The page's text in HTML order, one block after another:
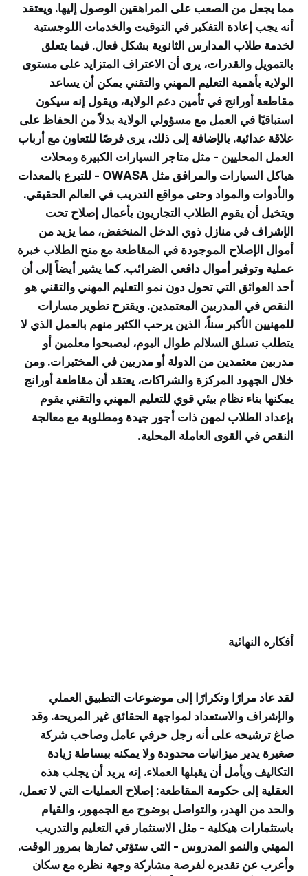
مما يجعل من الصعب على المراهقين الوصول إليها. ويعتقد
أنه يجب إعادة التفكير في التوقيت والخدمات اللوجستية
لخدمة طلاب المدارس الثانوية بشكل فعال. فيما يتعلق
بالتمويل والقدرات، يرى أن الاعتراف المتزايد على مستوى
الولاية بأهمية التعليم المهني والتقني يمكن أن يساعد
مقاطعة أورانج في تأمين دعم الولاية، ويقول إنه سيكون
استباقيًا في العمل مع مسؤولي الولاية بدلاً من الحفاظ على
علاقة عدائية. بالإضافة إلى ذلك، يرى فرصًا للتعاون مع أرباب
العمل المحليين - مثل متاجر السيارات الكبيرة ومحلات
هياكل السيارات والمرافق مثل OWASA - للتبرع بالمعدات
والأدوات والمواد وحتى مواقع التدريب في العالم الحقيقي.
ويتخيل أن يقوم الطلاب التجاريون بأعمال إصلاح تحت
الإشراف في منازل ذوي الدخل المنخفض، مما يزيد من
أموال الإصلاح الموجودة في المقاطعة مع منح الطلاب خبرة
عملية وتوفير أموال دافعي الضرائب. كما يشير أيضاً إلى أن
أحد العوائق التي تحول دون نمو التعليم المهني والتقني هو
النقص في المدربين المعتمدين. ويقترح تطوير مسارات
للمهنيين الأكبر سناً، الذين يرحب الكثير منهم بالعمل الذي لا
يتطلب تسلق السلالم طوال اليوم، ليصبحوا معلمين أو
مدربين معتمدين من الدولة أو مدربين في المختبرات. ومن
خلال الجهود المركزة والشراكات، يعتقد أن مقاطعة أورانج
يمكنها بناء نظام بيئي قوي للتعليم المهني والتقني يقوم
بإعداد الطلاب لمهن ذات أجور جيدة ومطلوبة مع معالجة
النقص في القوى العاملة المحلية.
أفكاره النهائية
لقد عاد مرارًا وتكرارًا إلى موضوعات التطبيق العملي
والإشراف والاستعداد لمواجهة الحقائق غير المريحة. وقد
صاغ ترشيحه على أنه رجل حرفي عامل وصاحب شركة
صغيرة يدير ميزانيات محدودة ولا يمكنه ببساطة زيادة
التكاليف ويأمل أن يقبلها العملاء. إنه يريد أن يجلب هذه
العقلية إلى حكومة المقاطعة: إصلاح العمليات التي لا تعمل،
والحد من الهدر، والتواصل بوضوح مع الجمهور، والقيام
باستثمارات هيكلية - مثل الاستثمار في التعليم والتدريب
المهني والنمو المدروس - التي ستؤتي ثمارها بمرور الوقت.
وأعرب عن تقديره لفرصة مشاركة وجهة نظره مع سكان